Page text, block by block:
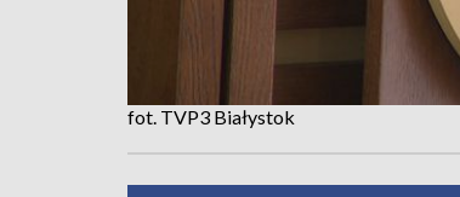
fot. TVP3 Białystok